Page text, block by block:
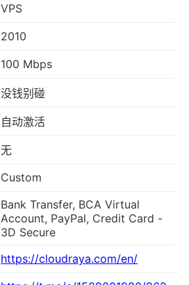
VPS
2010
100 Mbps
没钱别碰
自动激活
无
Custom
Bank Transfer, BCA Virtual
Account, PayPal, Credit Card -
3D Secure
https://cloudraya.com/en/